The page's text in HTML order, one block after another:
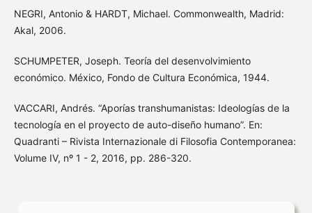
NEGRI, Antonio & HARDT, Michael. Commonwealth, Madrid:
Akal, 2006.
SCHUMPETER, Joseph. Teoría del desenvolvimiento
económico. México, Fondo de Cultura Económica, 1944.
VACCARI, Andrés. “Aporías transhumanistas: Ideologías de la
tecnología en el proyecto de auto-diseño humano”. En:
Quadranti – Rivista Internazionale di Filosofia Contemporanea:
Volume IV, nº 1 - 2, 2016, pp. 286-320.